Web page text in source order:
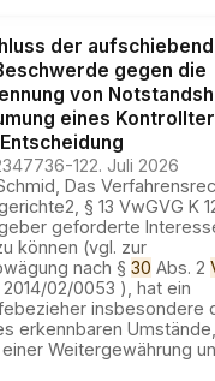
der
gegen die
von
eines
Entscheidung
122. Juli 2026
Das
§ 13 VwGVG K
geforderte
können (vgl. zur
nach § 30 Abs. 2
2014/02/0053 ), hat ein
insbesondere
erkennbaren
Weitergewährung